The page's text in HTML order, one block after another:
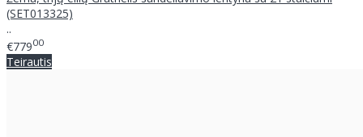
(SET013325)
..
€77900
Teirautis